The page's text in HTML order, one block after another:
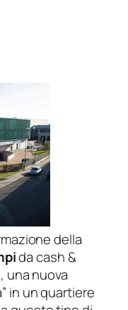
della
da cash &
una nuova
in un quartiere